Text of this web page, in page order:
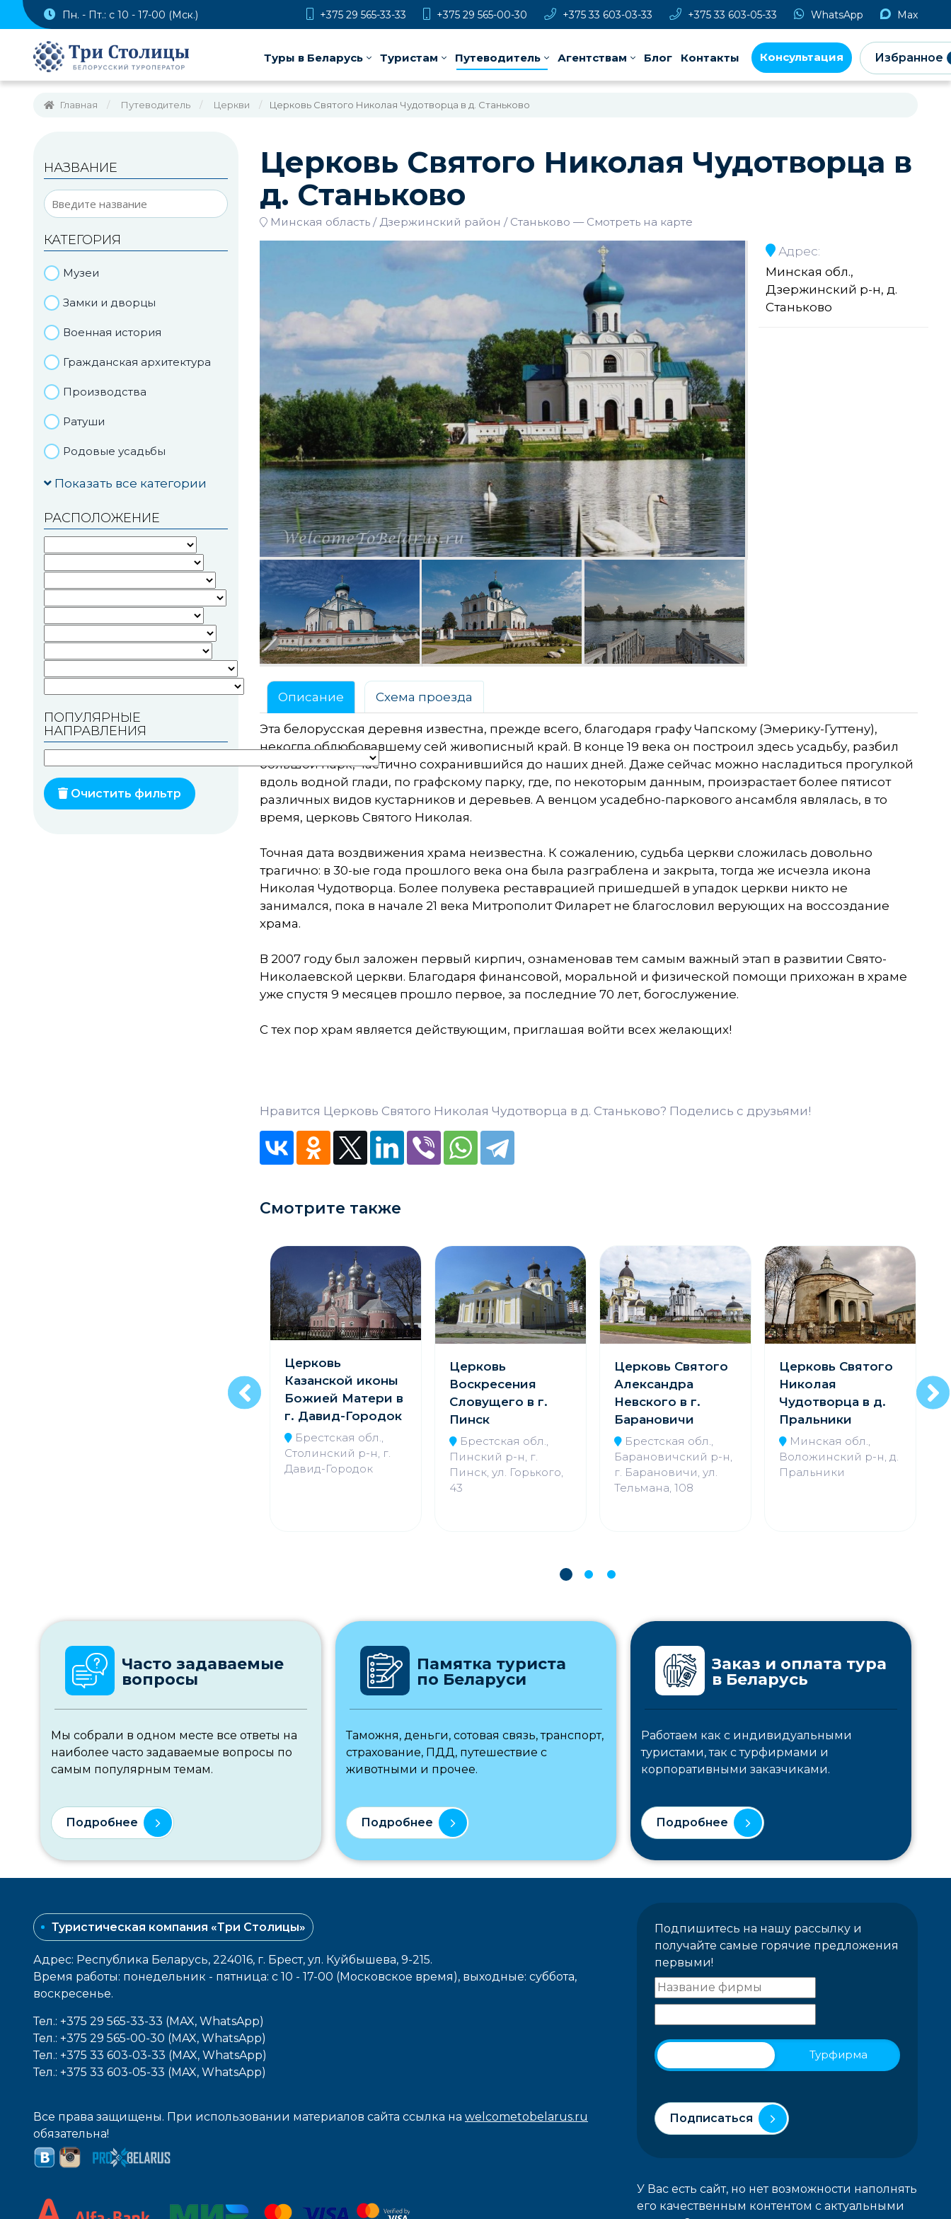
Пн. - Пт.: с 10 - 17-00 (Мск.) +375 29 565-33-33 +375 29 565-00-30 +375 33 603-03-33 +375 33 603-05-33 WhatsApp Max
Туры в Беларусь Туристам Путеводитель Агентствам Блог Контакты Консультация Избранное
Главная Путеводитель Церкви Церковь Святого Николая Чудотворца в д. Станьково
НАЗВАНИЕ
КАТЕГОРИЯ
Музеи
Замки и дворцы
Военная история
Гражданская архитектура
Производства
Ратуши
Родовые усадьбы
Садово-парковая
Национальные парки и
заказники
Озера и водоемы
Памятники археологии
Памятники геодезии
Памятники известным
людям
Монастыри
Показать все категории
РАСПОЛОЖЕНИЕ
ПОПУЛЯРНЫЕ
НАПРАВЛЕНИЯ
Очистить фильтр
Церковь Святого Николая Чудотворца в
д. Станьково
Минская область Дзержинский район Станьково — Смотреть на карте
Адрес:
Минская обл.,
Дзержинский р-н, д.
Станьково
Описание Схема проезда
Эта белорусская деревня известна, прежде всего, благодаря графу Чапскому (Эмерику-Гуттену),
некогда облюбовавшему сей живописный край. В конце 19 века он построил здесь усадьбу, разбил
большой парк, частично сохранившийся до наших дней. Даже сейчас можно насладиться прогулкой
вдоль водной глади, по графскому парку, где, по некоторым данным, произрастает более пятисот
различных видов кустарников и деревьев. А венцом усадебно-паркового ансамбля являлась, в то
время, церковь Святого Николая.
Точная дата воздвижения храма неизвестна. К сожалению, судьба церкви сложилась довольно
трагично: в 30-ые года прошлого века она была разграблена и закрыта, тогда же исчезла икона
Николая Чудотворца. Более полувека реставрацией пришедшей в упадок церкви никто не
занимался, пока в начале 21 века Митрополит Филарет не благословил верующих на воссоздание
храма.
В 2007 году был заложен первый кирпич, ознаменовав тем самым важный этап в развитии Свято-
Николаевской церкви. Благодаря финансовой, моральной и физической помощи прихожан в храме
уже спустя 9 месяцев прошло первое, за последние 70 лет, богослужение.
С тех пор храм является действующим, приглашая войти всех желающих!
Нравится Церковь Святого Николая Чудотворца в д. Станьково? Поделись с друзьями!
Смотрите также
Церковь
Казанской иконы
Божией Матери в
г. Давид-Городок
Брестская обл.,
Столинский р-н, г.
Давид-Городок
Церковь
Воскресения
Словущего в г.
Пинск
Брестская обл.,
Пинский р-н, г.
Пинск, ул. Горького,
43
Церковь Святого
Александра
Невского в г.
Барановичи
Брестская обл.,
Барановичский р-н,
г. Барановичи, ул.
Тельмана, 108
Церковь Святого
Николая
Чудотворца в д.
Пральники
Минская обл.,
Воложинский р-н, д.
Пральники
Часто задаваемые
вопросы
Мы собрали в одном месте все ответы на
наиболее часто задаваемые вопросы по
самым популярным темам.
Подробнее
Памятка туриста
по Беларуси
Таможня, деньги, сотовая связь, транспорт,
страхование, ПДД, путешествие с
животными и прочее.
Подробнее
Заказ и оплата тура
в Беларусь
Работаем как с индивидуальными
туристами, так с турфирмами и
корпоративными заказчиками.
Подробнее
Туристическая компания «Три Столицы»
Адрес: Республика Беларусь, 224016, г. Брест, ул. Куйбышева, 9-215.
Время работы: понедельник - пятница: с 10 - 17-00 (Московское время), выходные: cуббота,
воcкресенье.
Тел.: +375 29 565-33-33 (MAX, WhatsApp)
Тел.: +375 29 565-00-30 (MAX, WhatsApp)
Тел.: +375 33 603-03-33 (MAX, WhatsApp)
Тел.: +375 33 603-05-33 (MAX, WhatsApp)
Все права защищены. При использовании материалов сайта ссылка на welcometobelarus.ru
обязательна!
Подпишитесь на нашу рассылку и
получайте самые горячие предложения
первыми!
Турфирма
Подписаться
У Вас есть сайт, но нет возможности наполнять
его качественным контентом с актуальными